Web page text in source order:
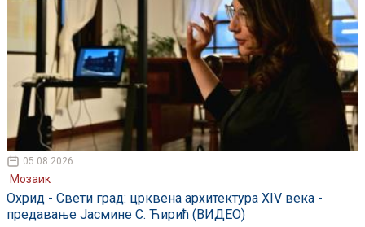
05.08.2026
Мозаик
Охрид - Свети град: црквена архитектура XIV века -
предавање Јасмине С. Ћирић (ВИДЕО)